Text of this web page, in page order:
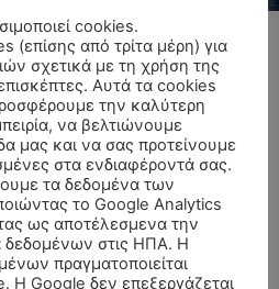
Κύκλου
και στις
cookies.
(επίσης από τρίτα μέρη) για
σχετικά με τη χρήση της
Αυτά τα cookies
την καλύτερη
να βελτιώνουμε
μας και να σας προτείνουμε
στα ενδιαφέροντά σας.
τα δεδομένα των
το Google Analytics
ως αποτέλεσμενα την
στις ΗΠΑ. Η
πραγματοποιείται
Η Google δεν επεξεργάζεται